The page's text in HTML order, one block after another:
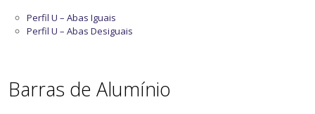
Perfil U – Abas Iguais
Perfil U – Abas Desiguais
Barras de Alumínio